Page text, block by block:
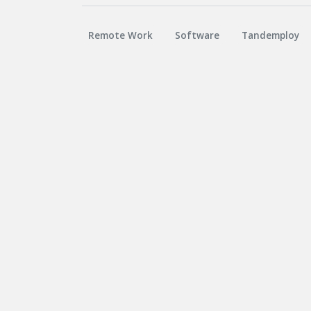
Remote Work Software Tandemploy